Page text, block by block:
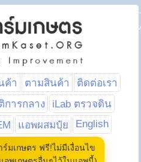
ค้า ตามสินค้า
ติดต่อเรา
การกลาง
iLab ตรวจดิน
แอพผสมปุ๋ย English
มเกษตร ฟรี!ไม่มีเงื่อนไข